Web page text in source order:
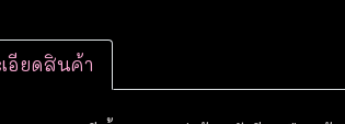
เอียดสินค้า